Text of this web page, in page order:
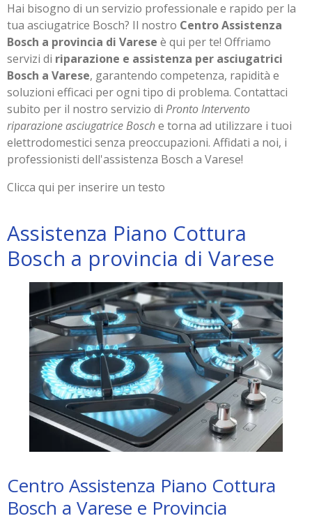
Hai bisogno di un servizio professionale e rapido per la
tua asciugatrice Bosch? Il nostro Centro Assistenza
Bosch a provincia di Varese è qui per te! Offriamo
servizi di riparazione e assistenza per asciugatrici
Bosch a Varese, garantendo competenza, rapidità e
soluzioni efficaci per ogni tipo di problema. Contattaci
subito per il nostro servizio di Pronto Intervento
riparazione asciugatrice Bosche torna ad utilizzare i tuoi
elettrodomestici senza preoccupazioni. Affidati a noi, i
professionisti dell'assistenza Bosch a Varese!
Clicca qui per inserire un testo
Assistenza Piano Cottura
Bosch a provincia di Varese
Centro Assistenza Piano Cottura
Bosch a Varese e Provincia